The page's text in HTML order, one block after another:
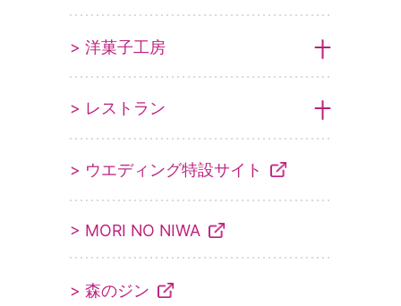
> 洋菓子工房
> レストラン
> ウエディング特設サイト
> MORI NO NIWA
> 森のジン